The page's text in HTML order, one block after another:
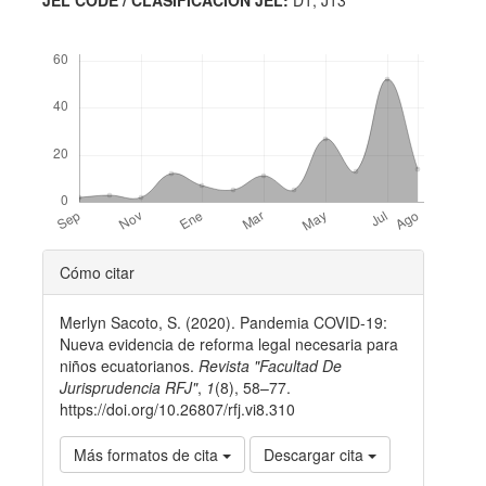
Detalles
del
artículo
Cómo citar
Merlyn Sacoto, S. (2020). Pandemia COVID-19:
Nueva evidencia de reforma legal necesaria para
niños ecuatorianos. Revista "Facultad De
Jurisprudencia RFJ", 1(8), 58–77.
https://doi.org/10.26807/rfj.vi8.310
Más formatos de cita Descargar cita